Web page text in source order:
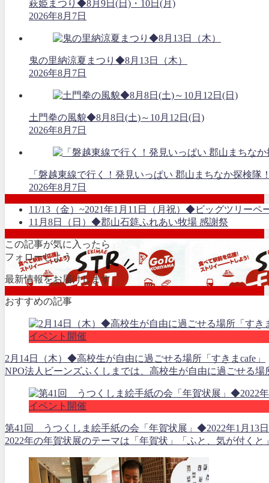
萩姫まつり◆8月9日(日)・10日(月)
2026年8月7日
鬼の里納涼夏まつり◆8月13日（木）
2026年8月7日
土門拳の風貌◆8月8日(土)～10月12日(日)
2026年8月7日
「磐越東線で行く！発見いっぱい 郡山まちなか探検隊
2026年8月7日
11/13（金）~2021年1月11日（月祝）◆ビッグツリ
11月8日（日）◆郡山石筵ふれあい牧場 感謝祭
この記事が気に入ったら
フォローしよう
最新情報をお届けします
おすすめの記事
イベント開催
2月14日（木）◆高校生が自由に過ごせる場所「すきまcafe」
NPO法人ビーンズふくしまでは、高校生が自由に過ごせる
イベント開催
第41回 うつくしま絵手紙の会「年賀状展」◆2022年1月13
2022年の年賀状展のテーマは「年賀状」「ふと、気が付く